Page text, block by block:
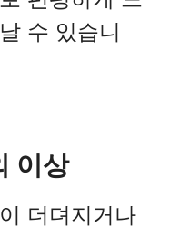
수 있습니
이상
더뎌지거나